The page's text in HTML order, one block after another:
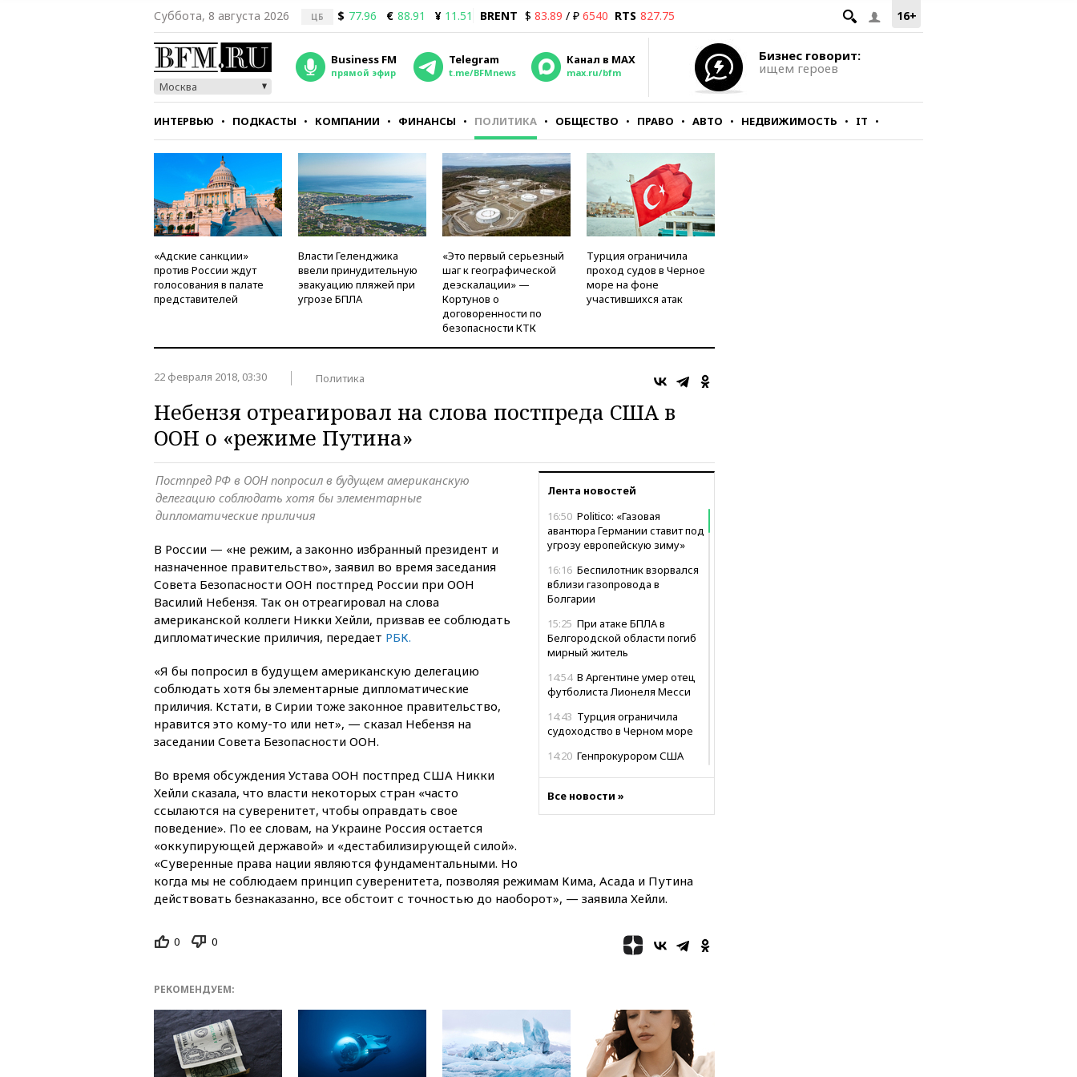
16+
Суббота, 8 августа 2026 ЦБ $ 77.96 € 88.91 ¥ 11.51 BRENT $ 83.89 / ₽ 6540 RTS 827.75
Москва
Business FM
прямой эфир
Telegram
t.me/BFMnews
Канал в MAX
max.ru/bfm
Бизнес говорит:
ищем героев
ИНТЕРВЬЮ ПОДКАСТЫ КОМПАНИИ ФИНАНСЫ ПОЛИТИКА ОБЩЕСТВО ПРАВО АВТО НЕДВИЖИМОСТЬ IT
СТИЛЬ ТЕСТЫ
«Адские санкции»
против России ждут
голосования в палате
представителей
Власти Геленджика
ввели принудительную
эвакуацию пляжей при
угрозе БПЛА
«Это первый серьезный
шаг к географической
деэскалации» —
Кортунов о
договоренности по
безопасности КТК
Турция ограничила
проход судов в Черное
море на фоне
участившихся атак
22 февраля 2018, 03:30 Политика
Небензя отреагировал на слова постпреда США в
ООН о «режиме Путина»
Лента новостей
16:50 Politico: «Газовая
авантюра Германии ставит под
угрозу европейскую зиму»
16:16 Беспилотник взорвался
вблизи газопровода в
Болгарии
15:25 При атаке БПЛА в
Белгородской области погиб
мирный житель
14:54 В Аргентине умер отец
футболиста Лионеля Месси
14:43 Турция ограничила
судоходство в Черном море
14:20 Генпрокурором США
13:37 Пляжи Геленджика
12:27Возгорание на Ильском
НПЗ, вызванное атакой БПЛА,
Суд оставил под
арестом Rolls-Royce блогера
катера и лодки под Самарой
погибли два человека
10:27
Движение по трассе
«Новороссия» восстановлено
Все новости »
Постпред РФ в ООН попросил в будущем американскую
делегацию соблюдать хотя бы элементарные
дипломатические приличия
В России — «не режим, а законно избранный президент и
назначенное правительство», заявил во время заседания
Совета Безопасности ООН постпред России при ООН
Василий Небензя. Так он отреагировал на слова
американской коллеги Никки Хейли, призвав ее соблюдать
дипломатические приличия, передает РБК.
«Я бы попросил в будущем американскую делегацию
соблюдать хотя бы элементарные дипломатические
приличия. Кстати, в Сирии тоже законное правительство,
нравится это кому-то или нет», — сказал Небензя на
заседании Совета Безопасности ООН.
Во время обсуждения Устава ООН постпред США Никки
Хейли сказала, что власти некоторых стран «часто
ссылаются на суверенитет, чтобы оправдать свое
поведение». По ее словам, на Украине Россия остается
«оккупирующей державой» и «дестабилизирующей силой».
«Суверенные права нации являются фундаментальными. Но
когда мы не соблюдаем принцип суверенитета, позволяя режимам Кима, Асада и Путина
действовать безнаказанно, все обстоит с точностью до наоборот», — заявила Хейли.
0 0
РЕКОМЕНДУЕМ: